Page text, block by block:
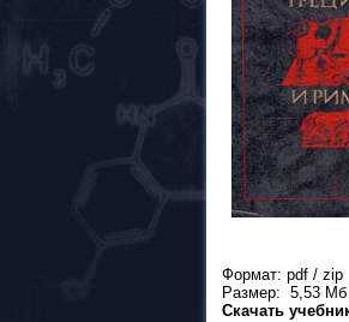
Формат: pdf / zip
Размер: 5,53 Мб
Скачать